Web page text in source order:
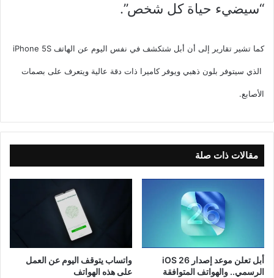
“سيضيء حياة كل شخص”.
كما تشير تقارير إلى أن أبل شتكشف في نفس اليوم عن الهاتف iPhone 5S
الذي سيتوفر بلون ذهبي ويوفر كاميرا ذات دقة عالية ويتعرف على بصمات
الأصابع.
مقالات ذات صلة
أبل تعلن موعد إصدار iOS 26
الرسمي.. والهواتف المتوافقة
واتساب يتوقف اليوم عن العمل
على هذه الهواتف